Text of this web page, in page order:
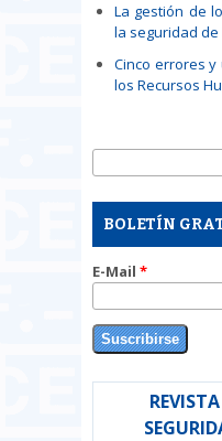
La gestión de
la seguridad
Cinco errores
los Recursos
Buscar
BOLETÍN
E-Mail *